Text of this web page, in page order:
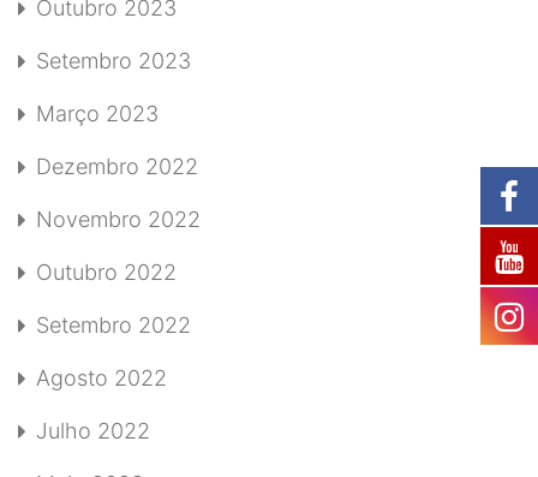
Outubro 2023
Setembro 2023
Março 2023
Dezembro 2022
Novembro 2022
Outubro 2022
Setembro 2022
Agosto 2022
Julho 2022